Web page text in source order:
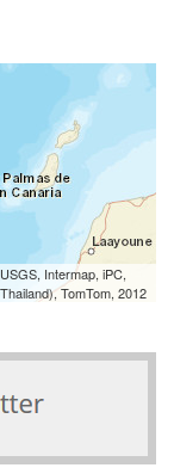
Intermap, iPC,
TomTom, 2012